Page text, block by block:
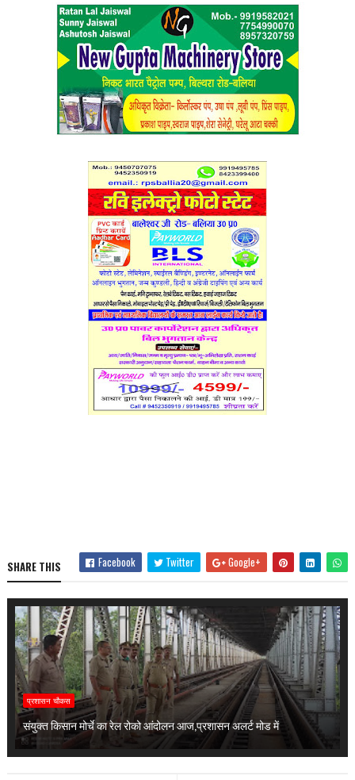
SHARE THIS Facebook Twitter Google+
प्रशासन चौकस
संयुक्त किसान मोर्चे का रेल रोको आंदोलन आज,प्रशासन अलर्ट मोड में